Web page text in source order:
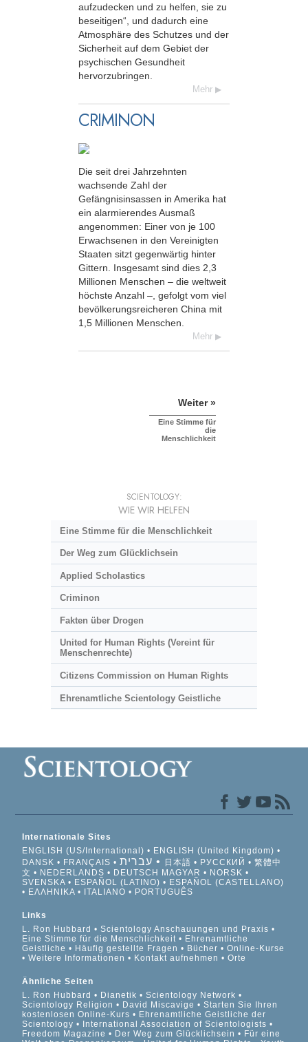
aufzudecken und zu helfen, sie zu
beseitigen“, und dadurch eine
Atmosphäre des Schutzes und der
Sicherheit auf dem Gebiet der
psychischen Gesundheit
hervorzubringen.
Mehr
CRIMINON
Die seit drei Jahrzehnten
wachsende Zahl der
Gefängnisinsassen in Amerika hat
ein alarmierendes Ausmaß
angenommen: Einer von je 100
Erwachsenen in den Vereinigten
Staaten sitzt gegenwärtig hinter
Gittern. Insgesamt sind dies 2,3
Millionen Menschen – die weltweit
höchste Anzahl –, gefolgt vom viel
bevölkerungsreicheren China mit
1,5 Millionen Menschen.
Mehr
Weiter »
Eine Stimme für
die
Menschlichkeit
SCIENTOLOGY:
WIE WIR HELFEN
Eine Stimme für die Menschlichkeit
Der Weg zum Glücklichsein
Applied Scholastics
Criminon
Fakten über Drogen
United for Human Rights (Vereint für
Menschenrechte)
Citizens Commission on Human Rights
Ehrenamtliche Scientology Geistliche
Internationale Sites
ENGLISH (US/International)
ENGLISH (United Kingdom)
DANSK
FRANÇAIS עברית 日本語 РУССКИЙ
繁體中
文
NEDERLANDS DEUTSCH MAGYAR
NORSK
SVENSKA
ESPAÑOL (LATINO)
ESPAÑOL (CASTELLANO)
ΕΛΛΗΝΙΚA
ITALIANO PORTUGUÊS
Links
L. Ron Hubbard
Scientology Anschauungen und Praxis
Eine Stimme für die Menschlichkeit
Ehrenamtliche
Geistliche
Häufig gestellte Fragen Bücher
Online-Kurse
Weitere Informationen
Kontakt aufnehmen Orte
Ähnliche Seiten
L. Ron Hubbard
Dianetik
Scientology Network
Scientology Religion
David Miscavige
Starten Sie Ihren
kostenlosen Online-Kurs
Ehrenamtliche Geistliche der
Scientology
International Association of Scientologists
Freedom Magazine
Der Weg zum Glücklichsein
Für eine